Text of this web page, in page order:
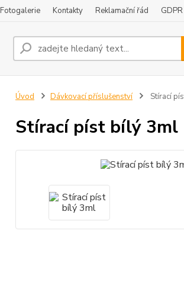
Fotogalerie Kontakty Reklamační řád GDPR
Úvod Dávkovací příslušenství Stírací
Stírací píst bílý 3ml